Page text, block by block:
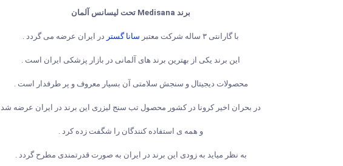
برند Medisana تحت لیسانس آلمان
با گارانتی ۳ ساله شرکت معتبر سانا گستر در ایران عرضه می گردد .
این برند یکی از بهترین برند های آلمانی در بازار پزشکی ایران است .
محصولات دیجیتال و سنجش سلامتی آن بسیار معروف و پر طرفدار است .
در بحران اخیر کرونا در کشور محصول تب سنج لیزری این برند در ایران عرضه شد
و همه ی استفاده کنندگان را شگفت زده کرد .
به نظر میاید به زودی این برند در ایران به صورت قدرتمندی مطرح گردد .